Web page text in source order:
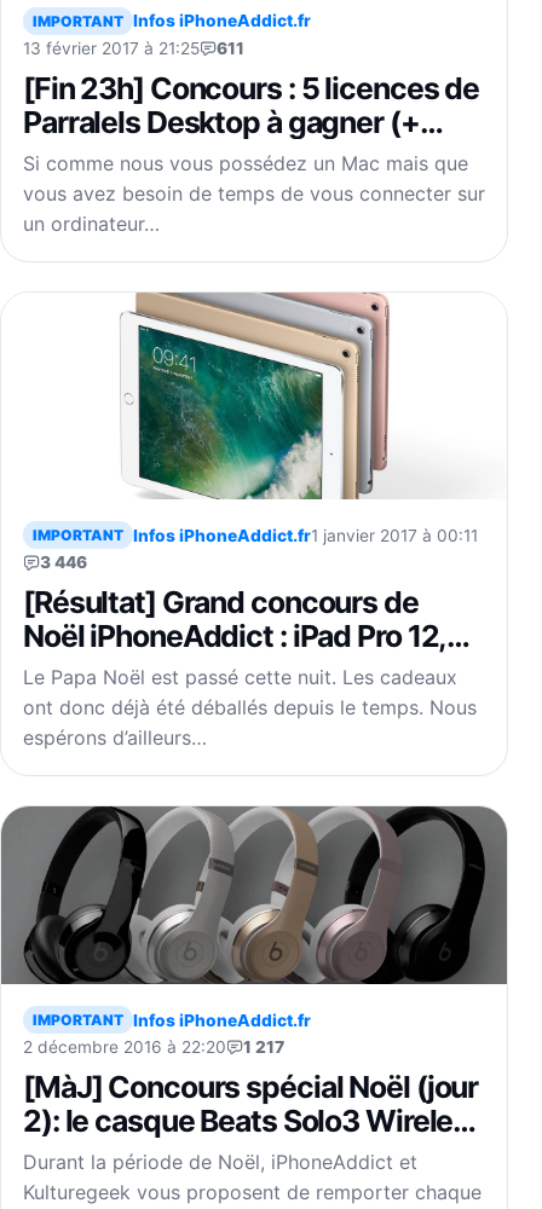
IMPORTANT Infos iPhoneAddict.fr
13 février 2017 à 21:25
611
[Fin 23h] Concours : 5 licences de
Parralels Desktop à gagner (+
sticker Dark Vador)
Si comme nous vous possédez un Mac mais que
vous avez besoin de temps de vous connecter sur
un ordinateur…
IMPORTANT Infos iPhoneAddict.fr1 janvier 2017 à 00:11
3 446
[Résultat] Grand concours de
Noël iPhoneAddict : iPad Pro 12,9
pouces 128Go à gagner
Le Papa Noël est passé cette nuit. Les cadeaux
ont donc déjà été déballés depuis le temps. Nous
espérons d’ailleurs…
IMPORTANT Infos iPhoneAddict.fr
2 décembre 2016 à 22:20
1 217
[MàJ] Concours spécial Noël (jour
2): le casque Beats Solo3 Wireless
à gagner
Durant la période de Noël, iPhoneAddict et
Kulturegeek vous proposent de remporter chaque